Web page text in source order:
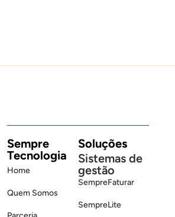
Sempre
Tecnologia
Home
Quem Somos
Soluções
Sistemas de
gestão
SempreFaturar
SempreLite